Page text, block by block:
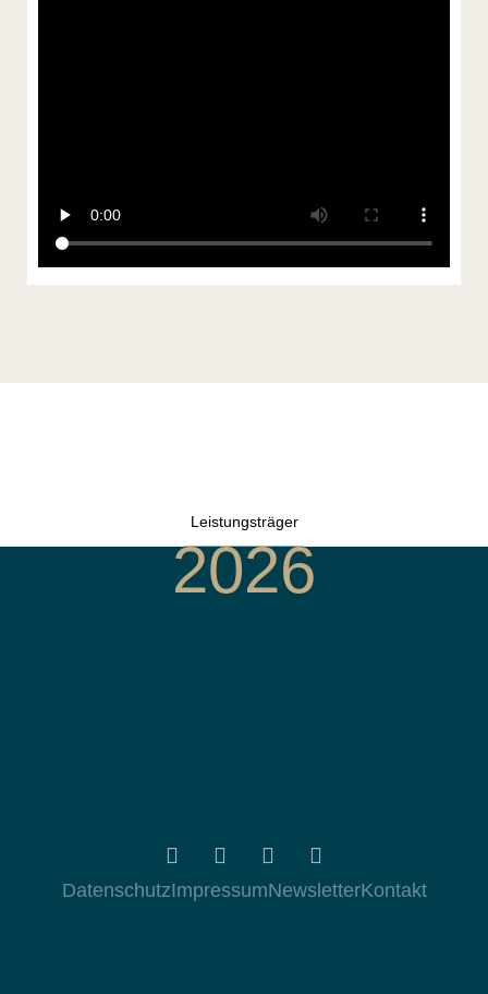
Leistungsträger
2026
DatenschutzImpressumNewsletterKontakt